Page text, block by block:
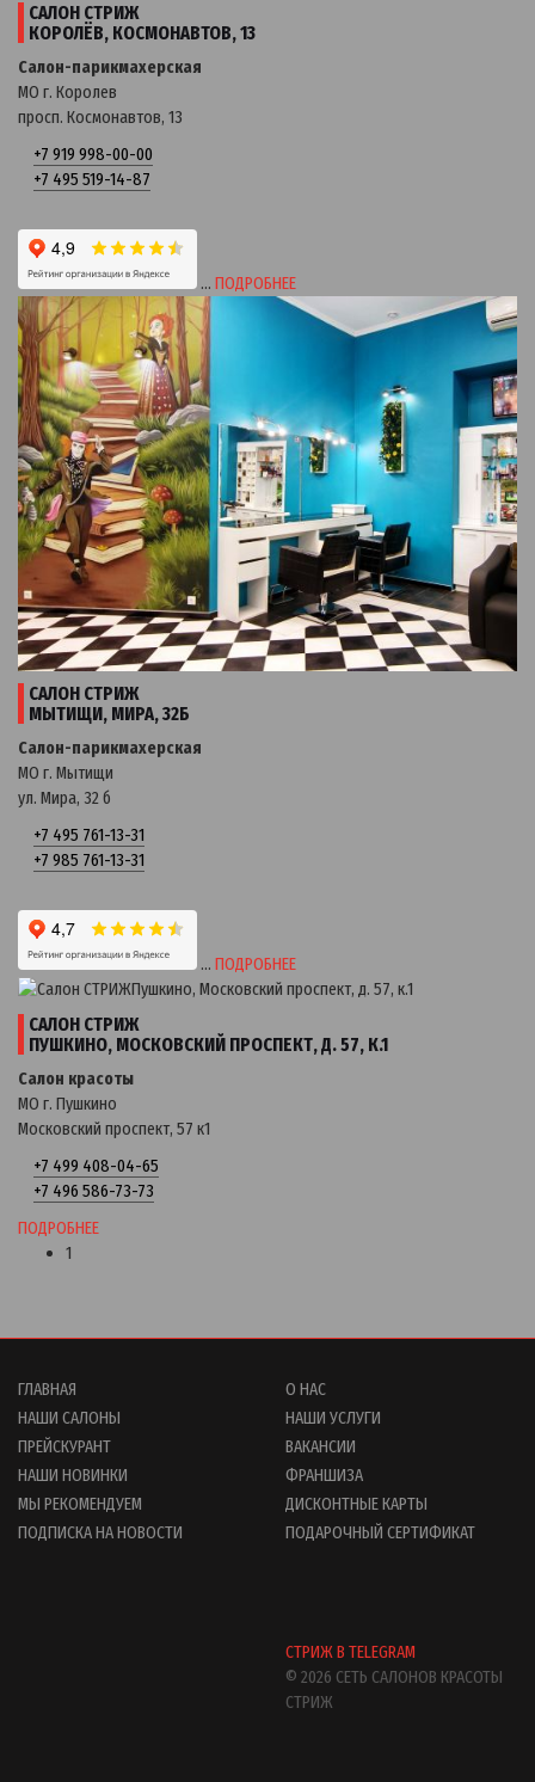
САЛОН СТРИЖ
КОРОЛЁВ, КОСМОНАВТОВ, 13
Салон-парикмахерская
МО г. Королев
просп. Космонавтов, 13
+7 919 998-00-00
+7 495 519-14-87
… ПОДРОБНЕЕ
САЛОН СТРИЖ
МЫТИЩИ, МИРА, 32Б
Салон-парикмахерская
МО г. Мытищи
ул. Мира, 32 б
+7 495 761-13-31
+7 985 761-13-31
… ПОДРОБНЕЕ
САЛОН СТРИЖ
ПУШКИНО, МОСКОВСКИЙ ПРОСПЕКТ, Д. 57, К.1
Салон красоты
МО г. Пушкино
Московский проспект, 57 к1
+7 499 408-04-65
+7 496 586-73-73
ПОДРОБНЕЕ
1
ГЛАВНАЯ
НАШИ САЛОНЫ
ПРЕЙСКУРАНТ
НАШИ НОВИНКИ
МЫ РЕКОМЕНДУЕМ
ПОДПИСКА НА НОВОСТИ
О НАС
НАШИ УСЛУГИ
ВАКАНСИИ
ФРАНШИЗА
ДИСКОНТНЫЕ КАРТЫ
ПОДАРОЧНЫЙ СЕРТИФИКАТ
СТРИЖ В TELEGRAM
© 2026 СЕТЬ САЛОНОВ КРАСОТЫ
СТРИЖ